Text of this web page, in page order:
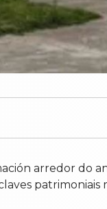
arredor do